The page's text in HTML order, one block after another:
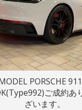
PORSCHE
ご成約あ
ざいます。